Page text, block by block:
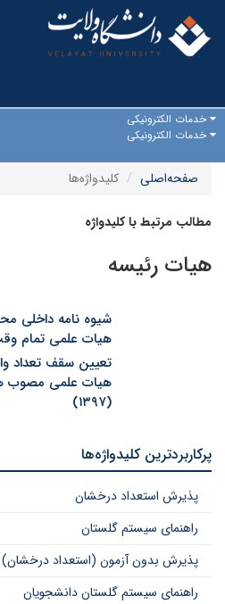
خدمات الکترونیکی
خدمات الکترونیکی
صفحه‌اصلی
کلیدواژه‌ها
مطالب مرتبط با کلیدواژه
هیات رئیسه
شیوه نامه داخلی
هیات علمی تمام
تعیین سقف تعداد
هیات علمی مصوب
(۱۳۹۷)
پرکاربردترین کلیدواژه‌ها
پذیرش استعداد درخشان
راهنمای سیستم گلستان
پذیرش بدون آزمون (استعداد درخشان)
راهنمای سیستم گلستان دانشجویان